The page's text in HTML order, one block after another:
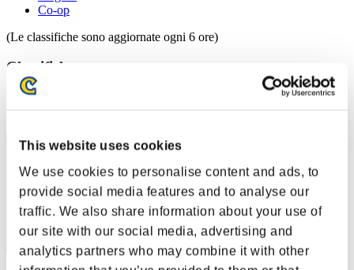
This website uses cookies
We use cookies to personalise content and ads, to
provide social media features and to analyse our
traffic. We also share information about your use of
our site with our social media, advertising and
analytics partners who may combine it with other
Co-op
(Le classifiche sono aggiornate ogni 6 ore)
Classifiche
Posizione
41